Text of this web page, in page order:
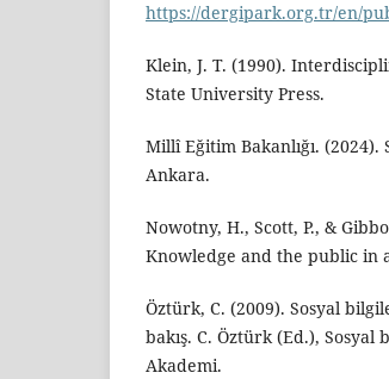
https://dergipark.org.tr/en/
Klein, J. T. (1990).
State University Press.
Millî Eğitim Bakanlığı.
Ankara.
Nowotny, H., Scott, P., &
Knowledge and the public in
Öztürk, C. (2009). Sosyal
bakış. C. Öztürk (Ed.),
Akademi.